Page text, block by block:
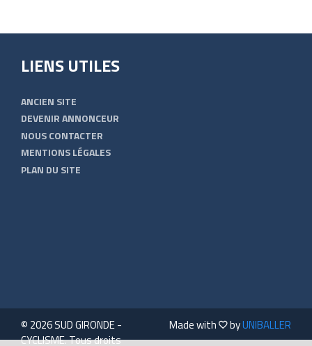
LIENS UTILES
ANCIEN SITE
DEVENIR ANNONCEUR
NOUS CONTACTER
MENTIONS LÉGALES
PLAN DU SITE
© 2026 SUD GIRONDE -
CYCLISME. Tous droits
Made with byUNIBALLER